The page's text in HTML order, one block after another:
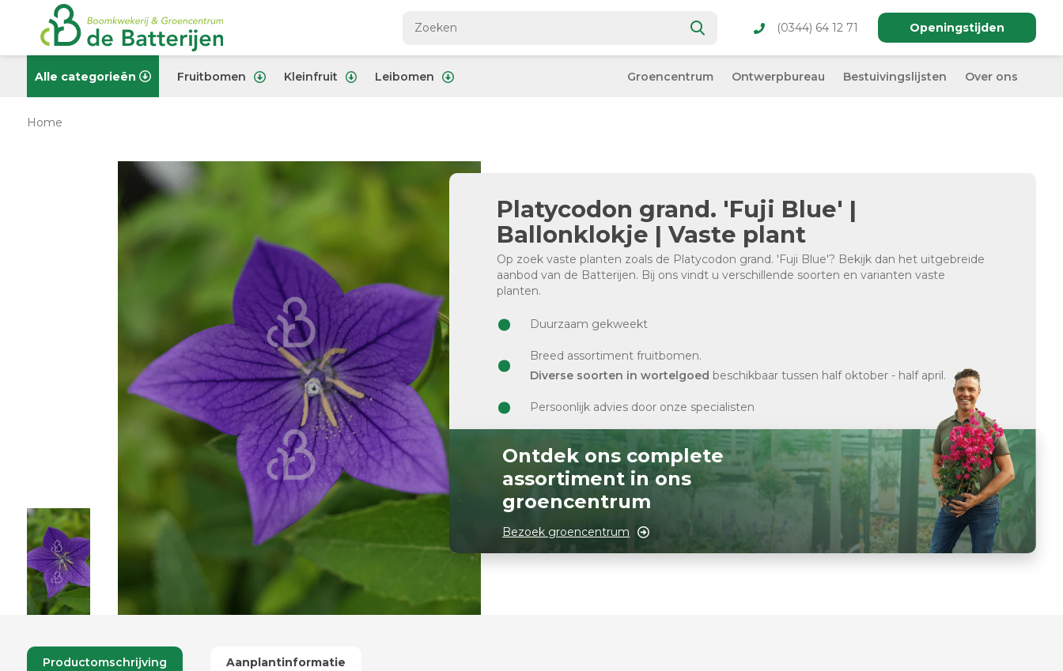
(0344) 64 12 71 Openingstijden
Alle categorieën Fruitbomen Kleinfruit Leibomen Groencentrum Ontwerpbureau Bestuivingslijsten Over ons
Home
Platycodon grand. 'Fuji Blue' |
Ballonklokje | Vaste plant
Op zoek vaste planten zoals de Platycodon grand. 'Fuji Blue'? Bekijk dan het uitgebreide
aanbod van de Batterijen. Bij ons vindt u verschillende soorten en varianten vaste
planten.
Duurzaam gekweekt
Breed assortiment fruitbomen.
Diverse soorten in wortelgoed beschikbaar tussen half oktober - half april.
Persoonlijk advies door onze specialisten
Ontdek ons complete
assortiment in ons
groencentrum
Bezoek groencentrum
Productomschrijving Aanplantinformatie